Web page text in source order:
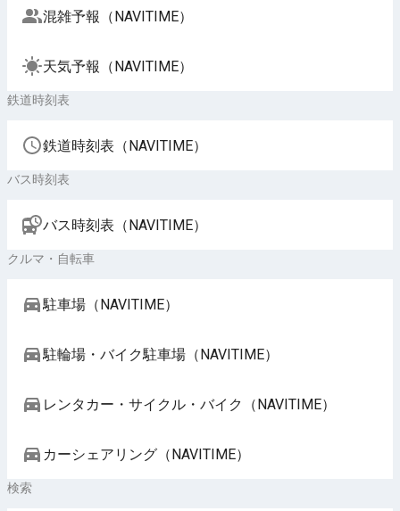
混雑予報（NAVITIME）
天気予報（NAVITIME）
鉄道時刻表
鉄道時刻表（NAVITIME）
バス時刻表
バス時刻表（NAVITIME）
クルマ・自転車
駐車場（NAVITIME）
駐輪場・バイク駐車場（NAVITIME）
レンタカー・サイクル・バイク（NAVITIME）
カーシェアリング（NAVITIME）
検索